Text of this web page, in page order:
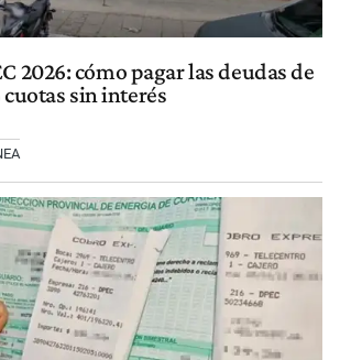
2026: cómo pagar las deudas de
cuotas sin interés